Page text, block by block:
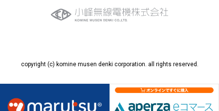
本人の求めに応じて個人情報の第三者への提供を
停止すること
当社が利用目的の達成に必要な範囲内において個人情報
合併その他の事由による事業の承継に伴って個人情報が
個人情報を特定の者との間で共同して利用する場合であ
copyright (c) komine musen denki corporation. all rights reserved.